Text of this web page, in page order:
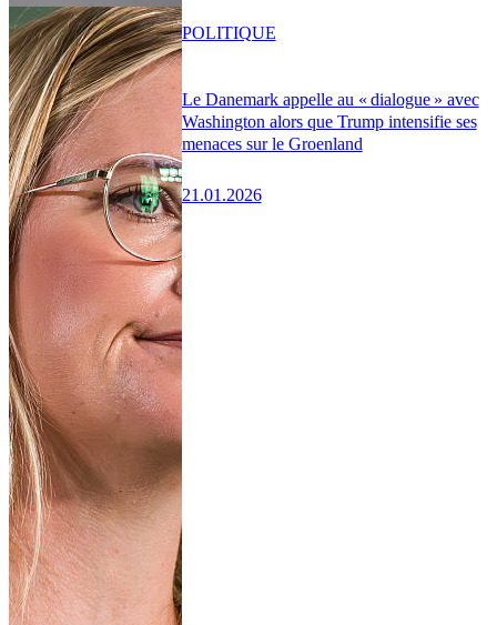
Le Danemark appelle au « dialogue » avec
Washington alors que Trump intensifie ses
menaces sur le Groenland
21.01.2026
POLITIQUE